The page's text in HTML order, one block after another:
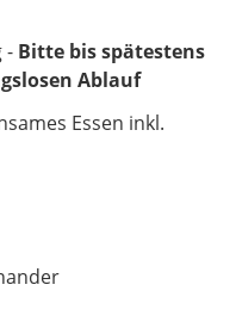
- Bitte bis spätestens
Ablauf
Essen inkl.